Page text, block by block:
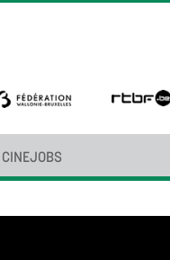
CINEJOBS